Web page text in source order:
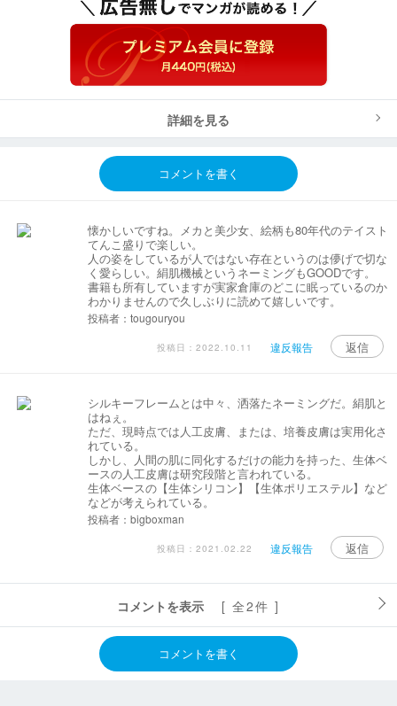
詳細を見る
コメントを書く
懐かしいですね。メカと美少女、絵柄も80年代のテイスト
てんこ盛りで楽しい。
人の姿をしているが人ではない存在というのは儚げで切な
く愛らしい。絹肌機械というネーミングもGOODです。
書籍も所有していますが実家倉庫のどこに眠っているのか
わかりませんので久しぶりに読めて嬉しいです。
投稿者：tougouryou
投稿日：2022.10.11 違反報告 返信
シルキーフレームとは中々、洒落たネーミングだ。絹肌と
はねぇ。
ただ、現時点では人工皮膚、または、培養皮膚は実用化さ
れている。
しかし、人間の肌に同化するだけの能力を持った、生体ベ
ースの人工皮膚は研究段階と言われている。
生体ベースの【生体シリコン】【生体ポリエステル】など
などが考えられている。
投稿者：bigboxman
投稿日：2021.02.22 違反報告 返信
コメントを表示 [ 全2件 ]
コメントを書く